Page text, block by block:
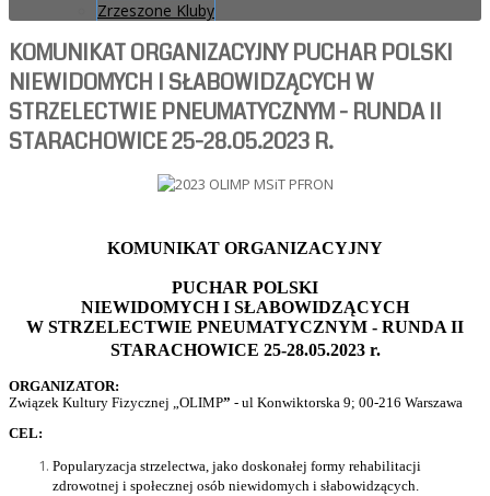
Zrzeszone Kluby
KOMUNIKAT ORGANIZACYJNY PUCHAR POLSKI
NIEWIDOMYCH I SŁABOWIDZĄCYCH W
STRZELECTWIE PNEUMATYCZNYM - RUNDA II
STARACHOWICE 25-28.05.2023 R.
KOMUNIKAT ORGANIZACYJNY
PUCHAR POLSKI
NIEWIDOMYCH I SŁABOWIDZĄCYCH
W STRZELECTWIE PNEUMATYCZNYM - RUNDA II
STARACHOWICE 25-28.05.2023 r.
ORGANIZATOR:
Związek Kultury Fizycznej „OLIMP” - ul Konwiktorska 9; 00-216 Warszawa
CEL:
Popularyzacja strzelectwa, jako doskonałej formy rehabilitacji
zdrowotnej i społecznej osób niewidomych i słabowidzących.